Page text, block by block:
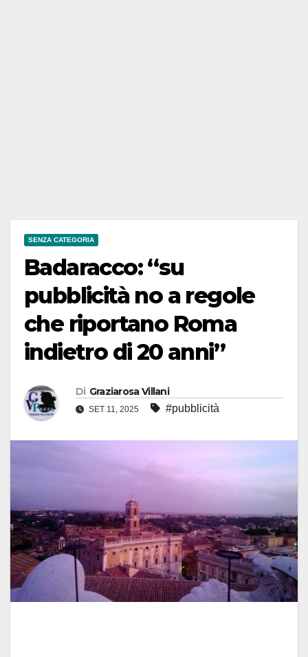
SENZA CATEGORIA
Badaracco: “su
pubblicità no a regole
che riportano Roma
indietro di 20 anni”
Di Graziarosa Villani
SET 11, 2025 #pubblicità